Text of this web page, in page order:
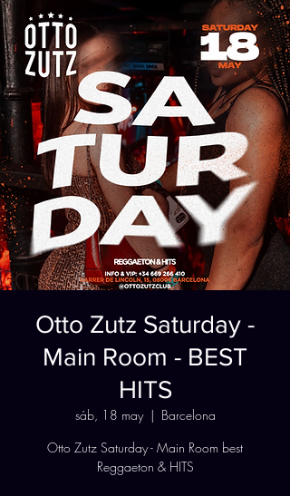
Otto Zutz Saturday -
Main Room - BEST
HITS
sáb, 18 may
  |
Barcelona
Otto Zutz Saturday - Main Room best
Reggaeton & HITS